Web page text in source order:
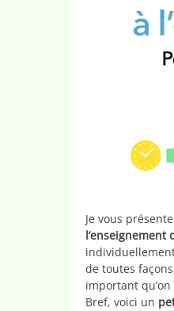
Je vous
l’enseignement
de toutes
important
Bref, voici un